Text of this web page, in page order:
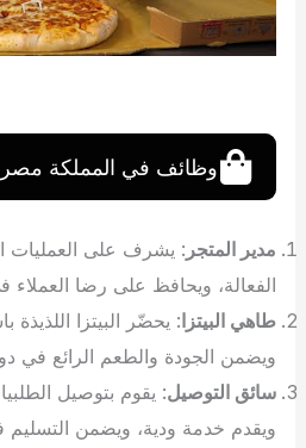
وظائف في المملكة مصر
مدير المتجر : يشرف على العمليات
الفعالة، ويحافظ على رضا العملاء
طاهي البيتزا : يحضّر البيتزا
ويضمن الجودة والطعم الرائع في
سائق التوصيل: يقوم بتوصيل
ويقدم خدمة ودية، ويضمن